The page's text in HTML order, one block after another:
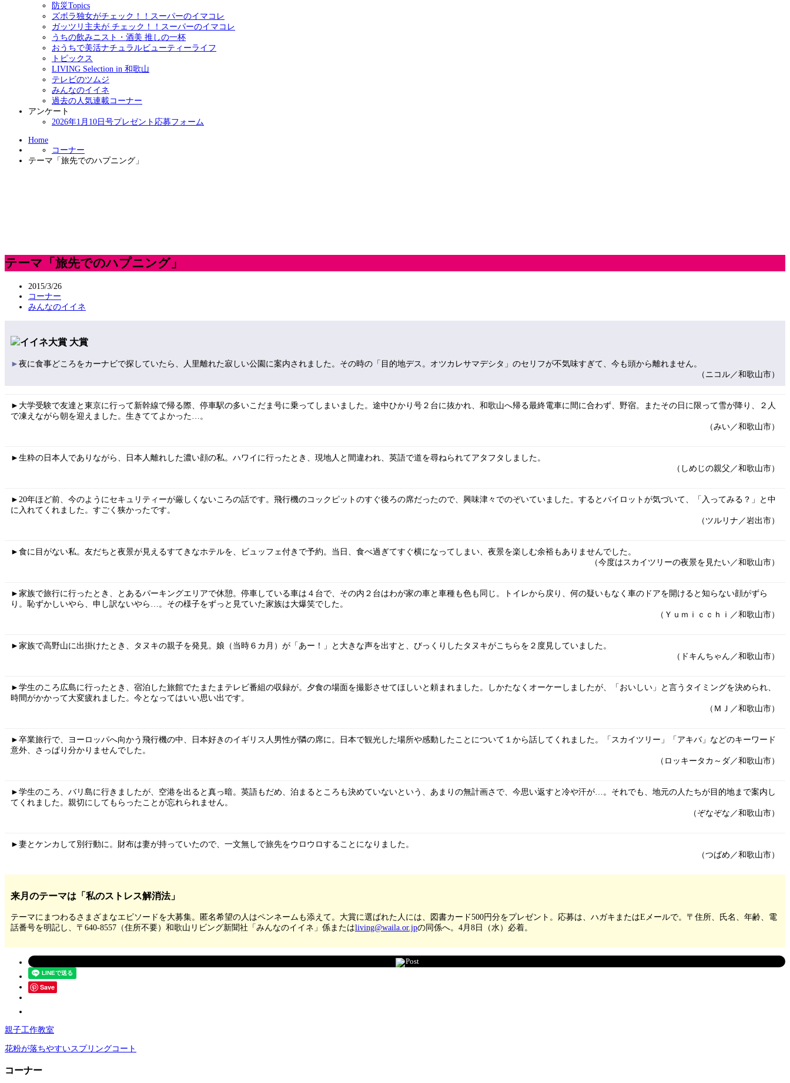
防災Topics
ズボラ独女がチェック！！スーパーのイマコレ
ガッツリ主夫が チェック！！スーパーのイマコレ
うちの飲みニスト・酒美 推しの一杯
おうちで美活ナチュラルビューティーライフ
トピックス
LIVING Selection in 和歌山
テレビのツムジ
みんなのイイネ
過去の人気連載コーナー
アンケート
2026年1月10日号プレゼント応募フォーム
Home
コーナー
テーマ「旅先でのハプニング」
テーマ「旅先でのハプニング」
2015/3/26
コーナー
みんなのイイネ
大賞
► 夜に食事どころをカーナビで探していたら、人里離れた寂しい公園に案内されました。その時の「目的地デス。オツカレサマデシタ」のセリフが不気味すぎて、今も頭から離れません。
（ニコル／和歌山市）
►大学受験で友達と東京に行って新幹線で帰る際、停車駅の多いこだま号に乗ってしまいました。途中ひかり号２台に抜かれ、和歌山へ帰る最終電車に間に合わず、野宿。またその日に限って雪が降り、２人
で凍えながら朝を迎えました。生きててよかった…。
（みい／和歌山市）
►生粋の日本人でありながら、日本人離れした濃い顔の私。ハワイに行ったとき、現地人と間違われ、英語で道を尋ねられてアタフタしました。
（しめじの親父／和歌山市）
►20年ほど前、今のようにセキュリティーが厳しくないころの話です。飛行機のコックピットのすぐ後ろの席だったので、興味津々でのぞいていました。するとパイロットが気づいて、「入ってみる？」と中
に入れてくれました。すごく狭かったです。
（ツルリナ／岩出市）
►食に目がない私。友だちと夜景が見えるすてきなホテルを、ビュッフェ付きで予約。当日、食べ過ぎてすぐ横になってしまい、夜景を楽しむ余裕もありませんでした。
（今度はスカイツリーの夜景を見たい／和歌山市）
►家族で旅行に行ったとき、とあるパーキングエリアで休憩。停車している車は４台で、その内２台はわが家の車と車種も色も同じ。トイレから戻り、何の疑いもなく車のドアを開けると知らない顔がずら
り。恥ずかしいやら、申し訳ないやら…。その様子をずっと見ていた家族は大爆笑でした。
（Ｙｕｍｉｃｃｈｉ／和歌山市）
►家族で高野山に出掛けたとき、タヌキの親子を発見。娘（当時６カ月）が「あー！」と大きな声を出すと、びっくりしたタヌキがこちらを２度見していました。
（ドキんちゃん／和歌山市）
►学生のころ広島に行ったとき、宿泊した旅館でたまたまテレビ番組の収録が。夕食の場面を撮影させてほしいと頼まれました。しかたなくオーケーしましたが、「おいしい」と言うタイミングを決められ、
時間がかかって大変疲れました。今となってはいい思い出です。
（ＭＪ／和歌山市）
►卒業旅行で、ヨーロッパへ向かう飛行機の中、日本好きのイギリス人男性が隣の席に。日本で観光した場所や感動したことについて１から話してくれました。「スカイツリー」「アキバ」などのキーワード
意外、さっぱり分かりませんでした。
（ロッキータカ～ダ／和歌山市）
►学生のころ、バリ島に行きましたが、空港を出ると真っ暗。英語もだめ、泊まるところも決めていないという、あまりの無計画さで、今思い返すと冷や汗が…。それでも、地元の人たちが目的地まで案内し
てくれました。親切にしてもらったことが忘れられません。
（ぞなぞな／和歌山市）
►妻とケンカして別行動に。財布は妻が持っていたので、一文無しで旅先をウロウロすることになりました。
（つばめ／和歌山市）
来月のテーマは「私のストレス解消法」
テーマにまつわるさまざまなエピソードを大募集。匿名希望の人はペンネームも添えて。大賞に選ばれた人には、図書カード500円分をプレゼント。応募は、ハガキまたはEメールで。〒住所、氏名、年齢、電
話番号を明記し、〒640-8557（住所不要）和歌山リビング新聞社「みんなのイイネ」係またはliving@waila.or.jpの同係へ。4月8日（水）必着。
Post
Save
親子工作教室
花粉が落ちやすいスプリングコート
コーナー